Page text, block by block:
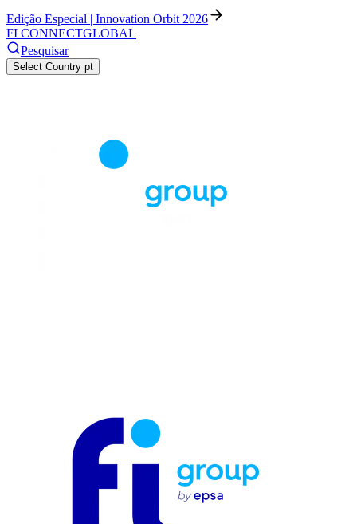
Edição Especial | Innovation Orbit 2026
FI CONNECTGLOBAL
Pesquisar
Select Country pt